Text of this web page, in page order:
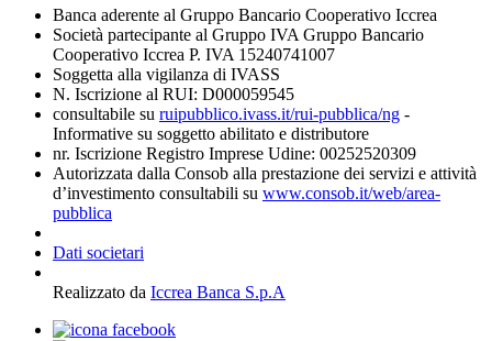
Banca aderente al Gruppo Bancario Cooperativo Iccrea
Società partecipante al Gruppo IVA Gruppo Bancario
Cooperativo Iccrea P. IVA 15240741007
Soggetta alla vigilanza di IVASS
N. Iscrizione al RUI: D000059545
consultabile su ruipubblico.ivass.it/rui-pubblica/ng -
Informative su soggetto abilitato e distributore
nr. Iscrizione Registro Imprese Udine: 00252520309
Autorizzata dalla Consob alla prestazione dei servizi e attività
d’investimento consultabili su www.consob.it/web/area-
pubblica
Dati societari
Realizzato da Iccrea Banca S.p.A